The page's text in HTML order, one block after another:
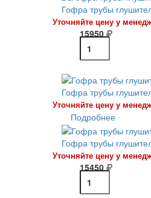
Гофра трубы
Уточняйте цену у
15950
Гофра трубы
Уточняйте цену у
Подробнее
Гофра трубы
Уточняйте цену у
15450